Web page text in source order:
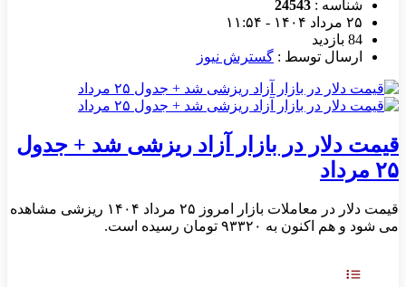
شناسه : 24543
۲۵ مرداد ۱۴۰۴ - ۱۱:۵۴
84 بازدید
ارسال توسط : گسترش نیوز
قیمت دلار در بازار آزاد ریزشی شد + جدول
۲۵ مرداد
قیمت دلار در معاملات بازار امروز ۲۵ مرداد ۱۴۰۴ ریزشی مشاهده
می شود و هم اکنون به ۹۳۳۲۰ تومان رسیده است.